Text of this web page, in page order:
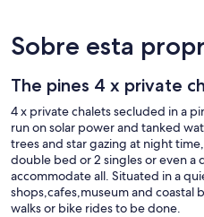
Sobre esta
The pines 4 x private
4 x private chalets secluded in a
run on solar power and tanked
trees and star gazing at night
double bed or 2 singles or even a
accommodate all. Situated in a
shops,cafes,museum and coastal
walks or bike rides to be done.